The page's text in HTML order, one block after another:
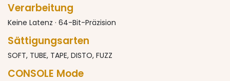
Verarbeitung
Keine Latenz · 64-Bit-Präzision
Sättigungsarten
SOFT, TUBE, TAPE, DISTO, FUZZ
CONSOLE Mode